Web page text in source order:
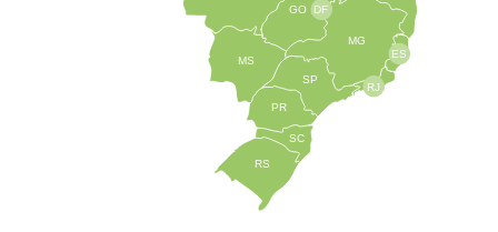
MS
GO
PR
SC
RS
SP
MG
RJ
ES
DF